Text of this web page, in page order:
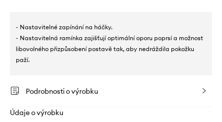
- Nastavitelné zapínání na háčky.
- Nastavitelná ramínka zajišťují optimální oporu poprsí a možnost
libovolného přizpůsobení postavě tak, aby nedráždila pokožku
paží.
Podrobnosti o výrobku
Údaje o výrobku